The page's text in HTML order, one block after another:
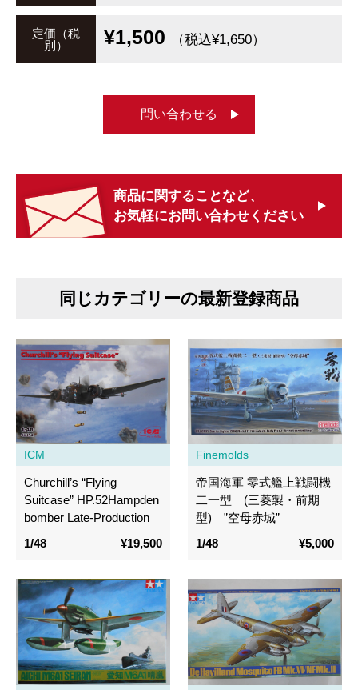
定価（税
別）
¥1,500 （税込¥1,650）
問い合わせる
商品に関することなど、
お気軽にお問い合わせください
同じカテゴリーの最新登録商品
ICM
Churchill’s “Flying
Suitcase” HP.52Hampden
bomber Late-Production
1/48
¥19,500
Finemolds
帝国海軍 零式艦上戦闘機
二一型 (三菱製・前期
型) ”空母赤城”
1/48
¥5,000